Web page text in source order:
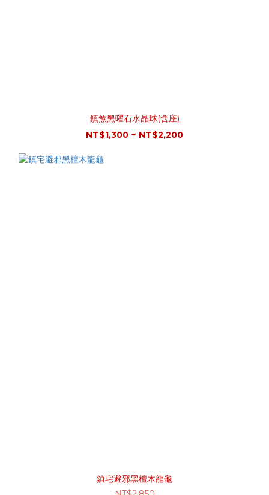
鎮煞黑曜石水晶球(含座)
NT$1,300 ~ NT$2,200
鎮宅避邪黑檀木龍龜